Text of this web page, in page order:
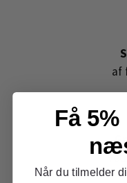
af
Få
Når du tilmelder